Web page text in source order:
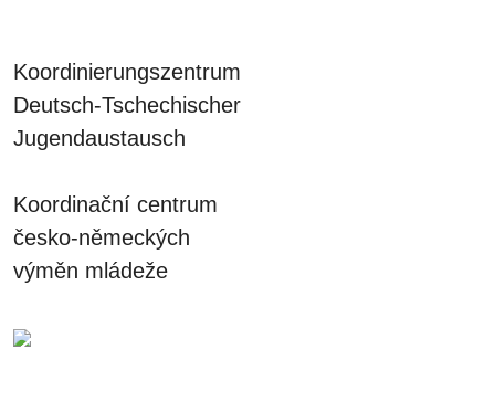
Koordinierungszentrum
Deutsch-Tschechischer
Jugendaustausch
Koordinační centrum
česko-německých
výměn mládeže